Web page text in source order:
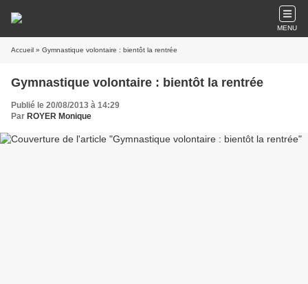
MENU
Accueil » Gymnastique volontaire : bientôt la rentrée
Gymnastique volontaire : bientôt la rentrée
Publié le 20/08/2013 à 14:29
Par ROYER Monique